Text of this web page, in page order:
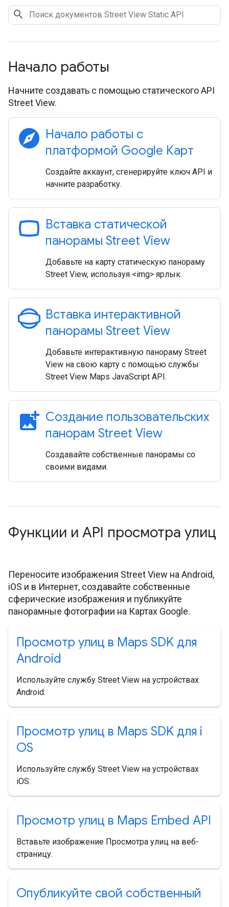
Начало работы
Начните создавать с помощью статического API
Street View.
explore Начало работы с
платформой Google Карт
Создайте аккаунт, сгенерируйте ключ API и
начните разработку.
panorama_wide_angle Вставка статической
панорамы Street View
Добавьте на карту статическую панораму
Street View, используя <img> ярлык.
panorama_photosphere Вставка интерактивной
панорамы Street View
Добавьте интерактивную панораму Street
View на свою карту с помощью службы
Street View Maps JavaScript API.
add_photo_alternate Создание пользовательских
панорам Street View
Создавайте собственные панорамы со
своими видами.
Функции и API просмотра улиц
Переносите изображения Street View на Android,
iOS и в Интернет, создавайте собственные
сферические изображения и публикуйте
панорамные фотографии на Картах Google.
Просмотр улиц в Maps SDK для
Android
Используйте службу Street View на устройствах
Android.
Просмотр улиц в Maps SDK для i
OS
Используйте службу Street View на устройствах
iOS.
Просмотр улиц в Maps Embed API
Вставьте изображение Просмотра улиц на веб-
страницу.
Опубликуйте свой собственный